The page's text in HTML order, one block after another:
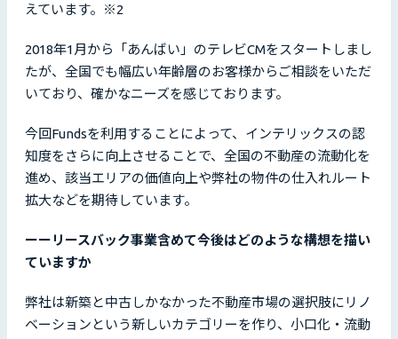
えています。※2
2018年1月から「あんばい」のテレビCMをスタートしまし
たが、全国でも幅広い年齢層のお客様からご相談をいただ
いており、確かなニーズを感じております。
今回Fundsを利用することによって、インテリックスの認
知度をさらに向上させることで、全国の不動産の流動化を
進め、該当エリアの価値向上や弊社の物件の仕入れルート
拡大などを期待しています。
ーーリースバック事業含めて今後はどのような構想を描い
ていますか
弊社は新築と中古しかなかった不動産市場の選択肢にリノ
ベーションという新しいカテゴリーを作り、小口化・流動